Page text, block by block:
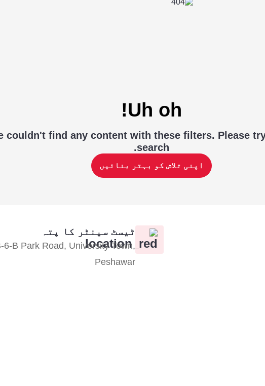
Uh oh!
couldn't find any content with these filters. Please
search.
اپنی تلاش کو بہتر بنائیں
ٹیسٹ سینٹر کا پتہ
6-B Park Road, University Town,
Peshawar